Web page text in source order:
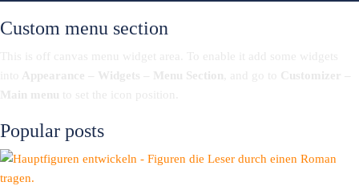
Custom menu section
Popular posts